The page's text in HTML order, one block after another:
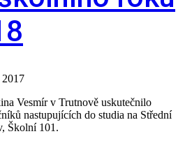
2017
Vesmír v Trutnově uskutečnilo
nastupujících do studia na Střední
Školní 101.